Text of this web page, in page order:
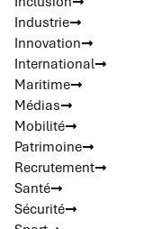
Industrie
Innovation
International
Maritime
Médias
Mobilité
Patrimoine
Recrutement
Santé
Sécurité